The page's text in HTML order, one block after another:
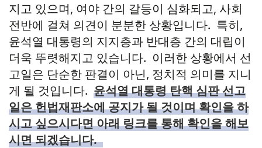
지고 있으며, 여야 간의 갈등이 심화되고, 사회
전반에 걸쳐 의견이 분분한 상황입니다. 특히,
윤석열 대통령의 지지층과 반대층 간의 대립이
더욱 뚜렷해지고 있습니다. 이러한 상황에서 선
고일은 단순한 판결이 아닌, 정치적 의미를 지니
게 될 것입니다. 윤석열 대통령 탄핵 심판 선고
일은 헌법재판소에 공지가 될 것이며 확인을 하
시고 싶으시다면 아래 링크를 통해 확인을 해보
시면 되겠습니다.